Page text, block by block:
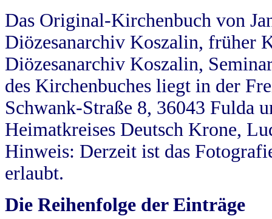
Das Original-Kirchenbuch von
Diözesanarchiv Koszalin, früher
Diözesanarchiv Koszalin,
des Kirchenbuches liegt in der
Schwank-Straße 8, 36043 Fulda
Heimatkreises Deutsch Krone,
Hinweis: Derzeit ist das
erlaubt.
Die Reihenfolge der Einträge